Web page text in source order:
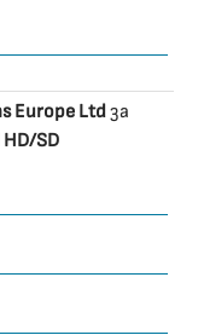
Europe Ltdза
SD